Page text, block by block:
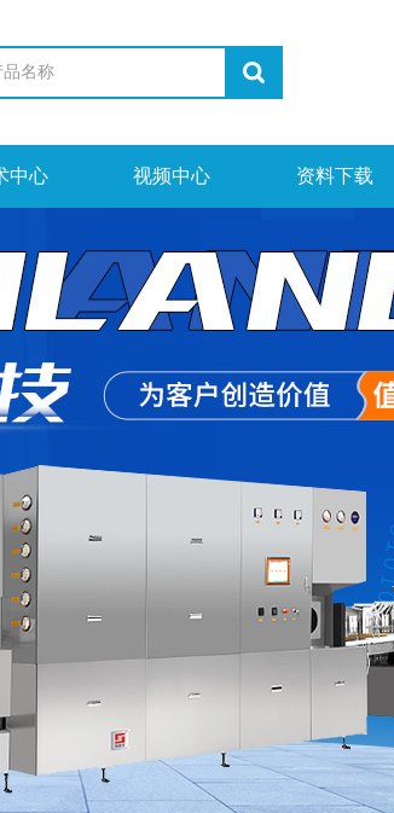
中心 视频中心 资料下载